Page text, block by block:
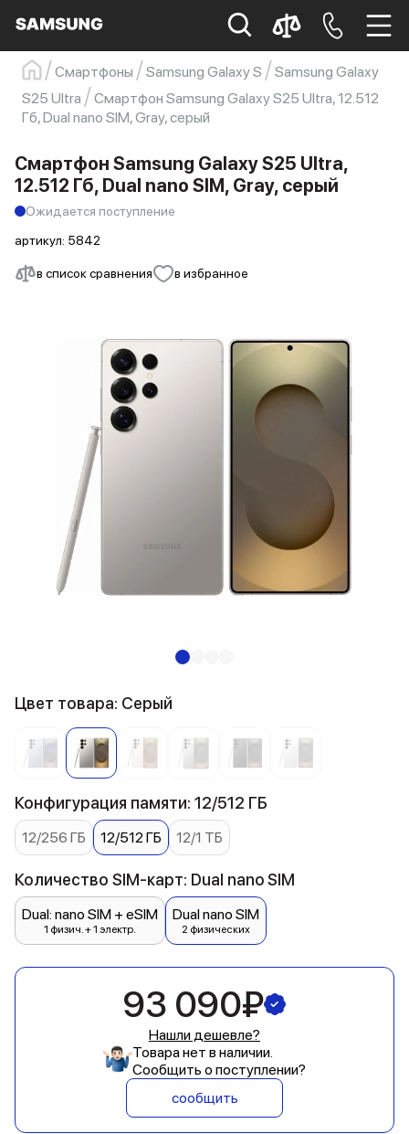
Samsung Смартфон s23
s23 ultra
Galaxy S22
s21
Смартфоны Samsung Galaxy S
Samsung Galaxy
S25 Ultra
Смартфон Samsung Galaxy S25 Ultra, 12.512
Гб, Dual nano SIM, Gray, серый
в список сравнения в избранное
Смартфон Samsung Galaxy S25 Ultra,
12.512 Гб, Dual nano SIM, Gray, серый
Ожидается поступление
артикул: 5842
Цвет товара: Серый
Конфигурация памяти: 12/512 ГБ
12/256 ГБ 12/512 ГБ 12/1 ТБ
Количество SIM-карт: Dual nano SIM
Dual: nano SIM + eSIM
1 физич. + 1 электр.
Dual nano SIM
2 физических
93 090₽
Нашли дешевле?
Товара нет в наличии.
Сообщить о поступлении?
сообщить